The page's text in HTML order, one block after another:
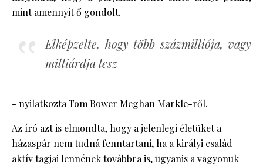
mint amennyit ő gondolt.
Elképzelte, hogy több százmilliója, vagy
milliárdja lesz
- nyilatkozta Tom Bower Meghan Markle-ről.
Az író azt is elmondta, hogy a jelenlegi életüket a
házaspár nem tudná fenntartani, ha a királyi család
aktív tagjai lennének továbbra is, ugyanis a vagyonuk